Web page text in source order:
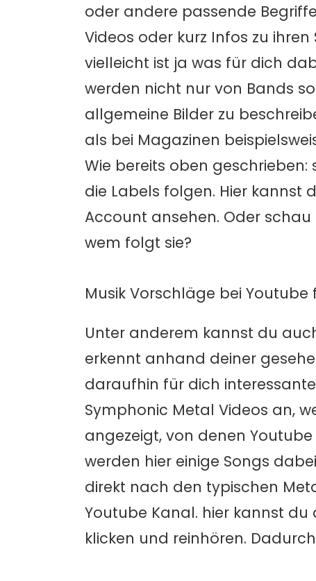
oder andere passende
Videos oder kurz Infos zu
vielleicht ist ja was für dich
werden nicht nur von Bands
allgemeine Bilder zu
als bei Magazinen
Wie bereits oben
die Labels folgen. Hier kannst
Account ansehen. Oder
wem folgt sie?
Musik Vorschläge bei Youtube
Unter anderem kannst du
erkennt anhand deiner
daraufhin für dich
Symphonic Metal Videos an,
angezeigt, von denen
werden hier einige Songs
direkt nach den typischen
Youtube Kanal. hier kannst
klicken und reinhören.